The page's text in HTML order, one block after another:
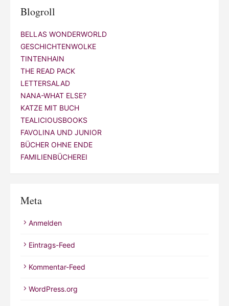
Blogroll
BELLAS WONDERWORLD
GESCHICHTENWOLKE
TINTENHAIN
THE READ PACK
LETTERSALAD
NANA-WHAT ELSE?
KATZE MIT BUCH
TEALICIOUSBOOKS
FAVOLINA UND JUNIOR
BÜCHER OHNE ENDE
FAMILIENBÜCHEREI
Meta
Anmelden
Eintrags-Feed
Kommentar-Feed
WordPress.org